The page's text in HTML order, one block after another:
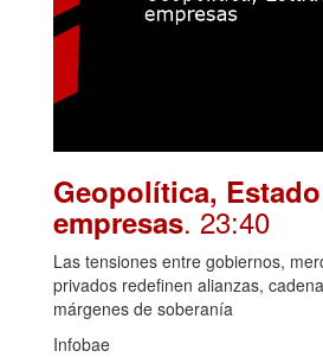
Geopolítica,
empresas. 23:40
Las tensiones entre gobiernos,
privados redefinen alianzas,
márgenes de soberanía
Infobae